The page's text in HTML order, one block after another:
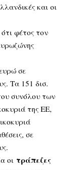
και οι
φέτος τον
σε
Τα 151 δισ.
συνόλου των
της ΕΕ,
σε
οι τράπεζες